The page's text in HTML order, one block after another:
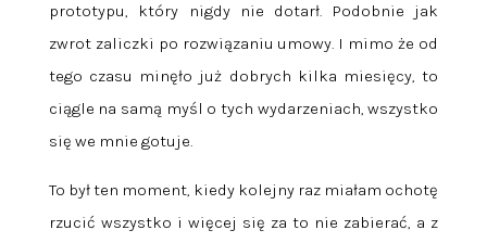
prototypu, który nigdy nie dotarł. Podobnie jak
zwrot zaliczki po rozwiązaniu umowy. I mimo że od
tego czasu minęło już dobrych kilka miesięcy, to
ciągle na samą myśl o tych wydarzeniach, wszystko
się we mnie gotuje.
To był ten moment, kiedy kolejny raz miałam ochotę
rzucić wszystko i więcej się za to nie zabierać, a z